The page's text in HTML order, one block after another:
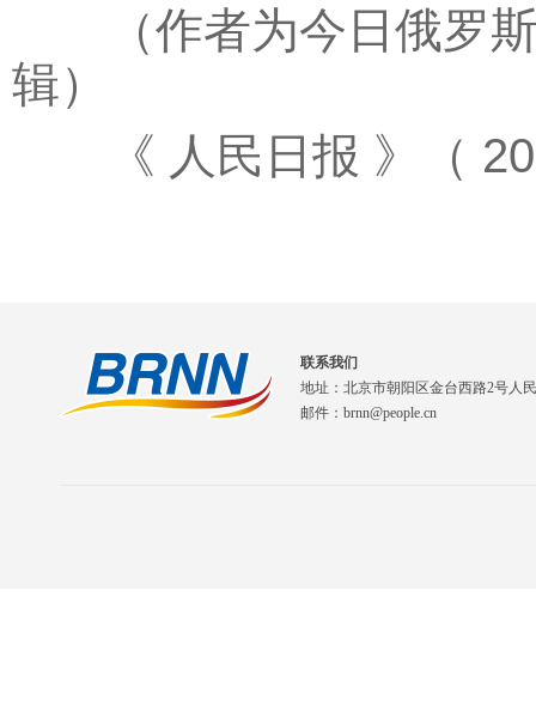
（作者为今日俄罗斯
辑）
《 人民日报 》（
联系我们
地址：北京市朝阳区金台西路2号人
邮件：brnn@people.cn